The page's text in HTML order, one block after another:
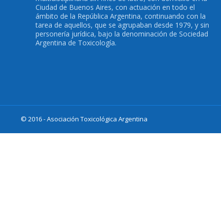
Ciudad de Buenos Aires, con actuación en todo el
ámbito de la República Argentina, continuando con la
tarea de aquellos, que se agrupaban desde 1979, y sin
personería jurídica, bajo la denominación de Sociedad
Argentina de Toxicología.
© 2016 - Asociación Toxicológica Argentina